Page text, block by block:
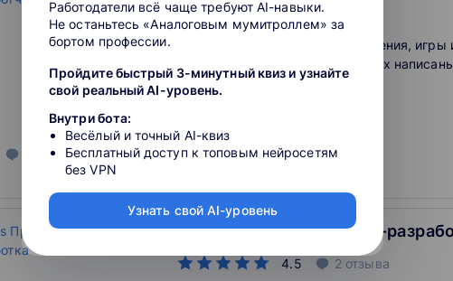
2606 отзывово школе
5 1
На Python пишут сайты, приложения, игры
боты Например, Sims 4 и Dropbox
Python
Vue.js Продвинутая веб-
4.5 2 отзыва
Работодатели всё чаще требуют AI-навыки.
Не останьтесь «Аналоговым мумитроллем» за
бортом профессии.
Пройдите быстрый 3-минутный квиз и узнайте
свой реальный AI-уровень.
Внутри бота:
Весёлый и точный AI-квиз
Бесплатный доступ к топовым нейросетям
без VPN
Узнать свой AI-уровень